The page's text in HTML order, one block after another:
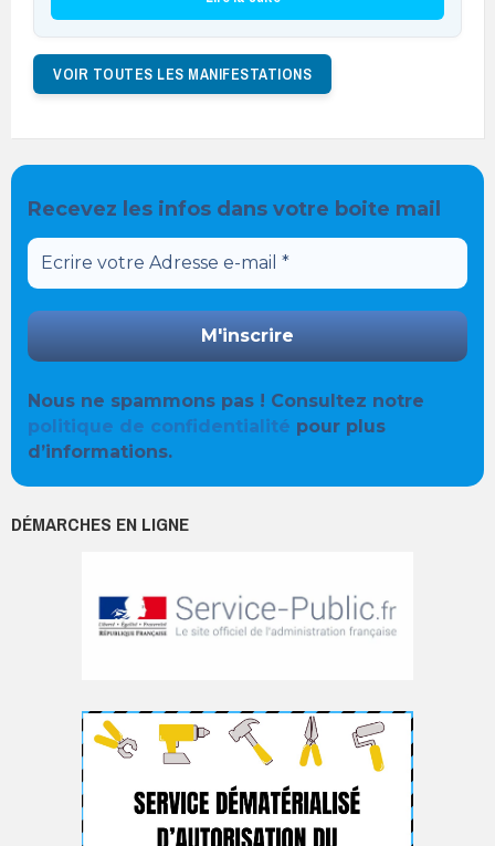
VOIR TOUTES LES MANIFESTATIONS
Recevez les infos dans votre boite mail
Nous ne spammons pas ! Consultez notre
politique de confidentialité pour plus
d’informations.
DÉMARCHES EN LIGNE